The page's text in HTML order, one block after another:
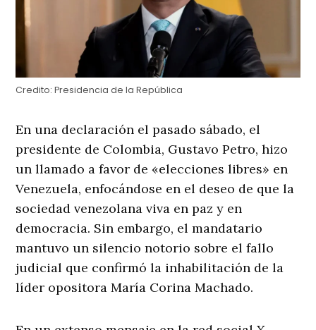
Credito: Presidencia de la República
En una declaración el pasado sábado, el
presidente de Colombia, Gustavo Petro, hizo
un llamado a favor de «elecciones libres» en
Venezuela, enfocándose en el deseo de que la
sociedad venezolana viva en paz y en
democracia. Sin embargo, el mandatario
mantuvo un silencio notorio sobre el fallo
judicial que confirmó la inhabilitación de la
líder opositora María Corina Machado.